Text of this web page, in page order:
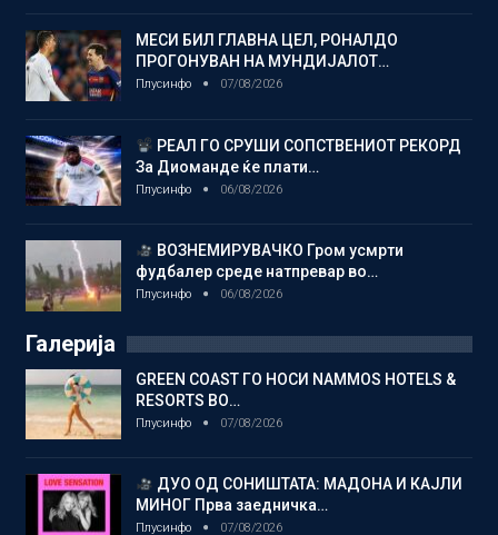
МЕСИ БИЛ ГЛАВНА ЦЕЛ, РОНАЛДО
ПРОГОНУВАН НА МУНДИЈАЛОТ…
Плусинфо 07/08/2026
РЕАЛ ГО СРУШИ СОПСТВЕНИОТ РЕКОРД
За Диоманде ќе плати…
Плусинфо 06/08/2026
ВОЗНЕМИРУВАЧКО Гром усмрти
фудбалер среде натпревар во…
Плусинфо 06/08/2026
Галерија
GREEN COAST ГО НОСИ NAMMOS HOTELS &
RESORTS ВО…
Плусинфо 07/08/2026
ДУО ОД СОНИШТАТА: МАДОНА И КАЈЛИ
МИНОГ Прва заедничка…
Плусинфо 07/08/2026